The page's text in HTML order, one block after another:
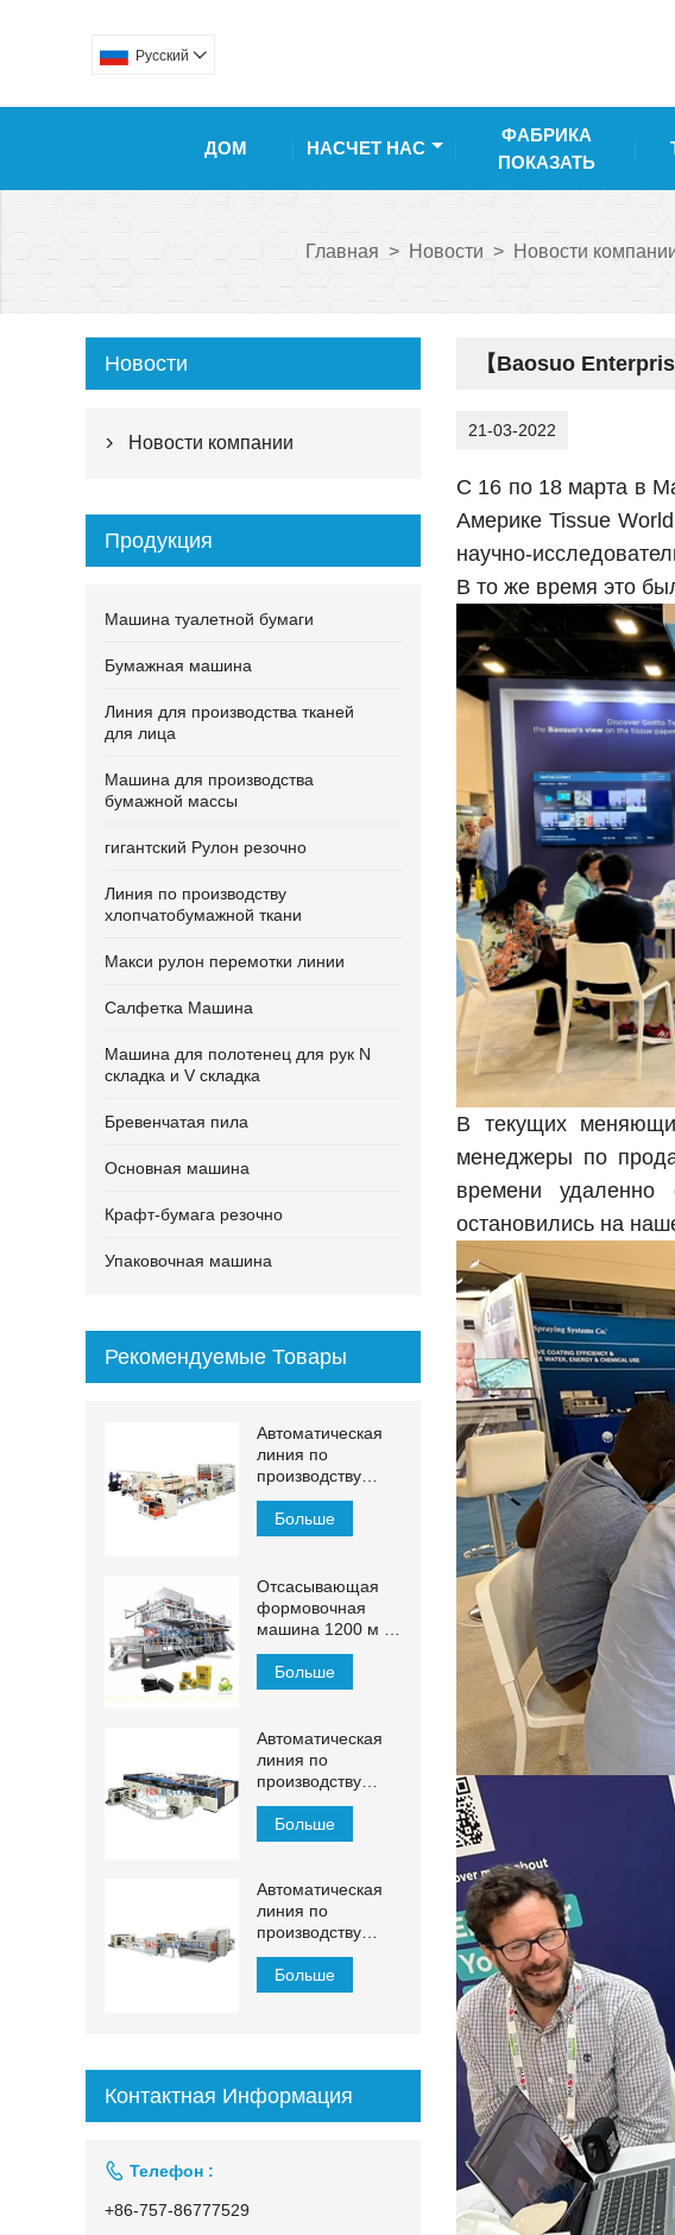
Pусский 
ДОМ НАСЧЕТ НАС
ФАБРИКА
ПОКАЗАТЬ
Главная > Новости > Новости
【Baosuo
21-03-2022
С 16 по 18 марта в
Америке Tissue
научно-
В то же время это
В текущих
менеджеры по
времени
остановились на
Новости
 Новости компании
Продукция
Машина туалетной бумаги
Бумажная машина
Линия для производства тканей
для лица
Машина для производства
бумажной массы
гигантский Рулон резочно
Линия по производству
хлопчатобумажной ткани
Макси рулон перемотки линии
Салфетка Машина
Машина для полотенец для рук N
складка и V складка
Бревенчатая пила
Основная машина
Крафт-бумага резочно
Упаковочная машина
Рекомендуемые Товары
Автоматическая
линия по
производству
бумажных
полотенец для
рук МДЖН-ПЛ
Больше
Отсасывающая
формовочная
машина 1200 м /
мин
Больше
Автоматическая
линия по
производству
салфеток для
лица ЙХ-ФГ
Больше
Автоматическая
линия по
производству
косметических
салфеток 1500–
2200 мм с
Больше
Контактная Информация
 Телефон :
+86-757-86777529